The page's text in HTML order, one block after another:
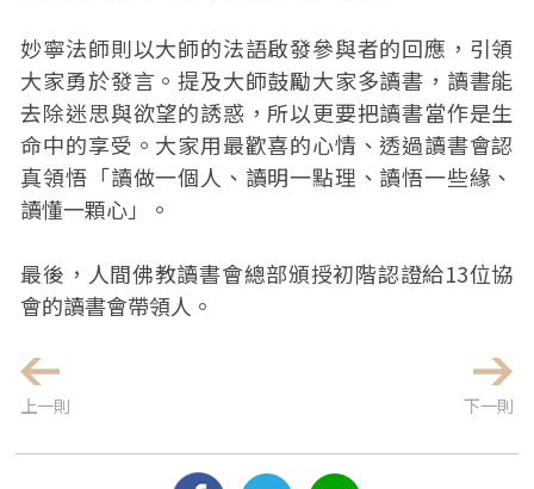
妙寧法師則以大師的法語啟發參與者的回應，引領
大家勇於發言。提及大師鼓勵大家多讀書，讀書能
去除迷思與欲望的誘惑，所以更要把讀書當作是生
命中的享受。大家用最歡喜的心情、透過讀書會認
真領悟「讀做一個人、讀明一點理、讀悟一些緣、
讀懂一顆心」。
最後，人間佛教讀書會總部頒授初階認證給13位協
會的讀書會帶領人。
上一則 下一則